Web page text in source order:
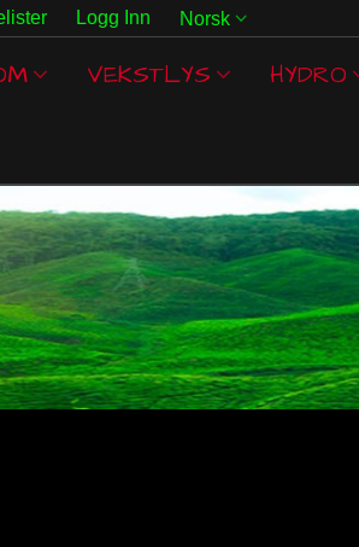
Logg Inn Norsk
VEKSTLYS HYDRO